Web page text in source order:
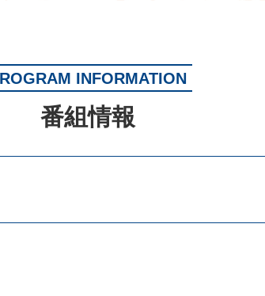
INFORMATION
番組情報